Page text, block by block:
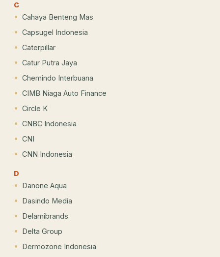
C
Cahaya Benteng Mas
Capsugel Indonesia
Caterpillar
Catur Putra Jaya
Chemindo Interbuana
CIMB Niaga Auto Finance
Circle K
CNBC Indonesia
CNI
CNN Indonesia
D
Danone Aqua
Dasindo Media
Delamibrands
Delta Group
Dermozone Indonesia